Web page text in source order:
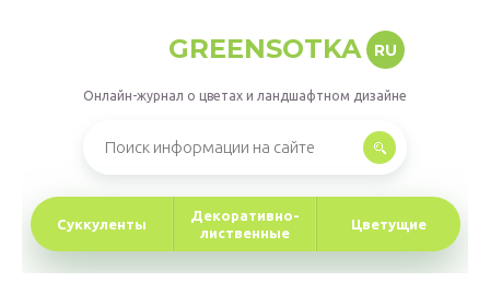
GREENSOTKA RU
Онлайн-журнал о цветах и ландшафтном дизайне
Суккуленты
Декоративно-
лиственные
Цветущие